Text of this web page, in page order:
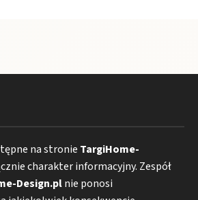
na stronie TargiHome-
charakter informacyjny. Zespół
Design.plnie ponosi